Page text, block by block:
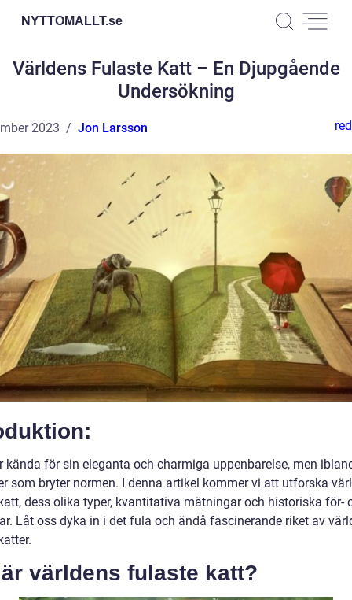
NYTTOMALLT.se
Världens Fulaste Katt – En Djupgående
Undersökning
2023 Jon Larsson
kända för sin eleganta och charmiga uppenbarelse, men
som bryter normen. I denna artikel kommer vi att utforska
dess olika typer, kvantitativa mätningar och historiska för-
Låt oss dyka in i det fula och ändå fascinerande riket av
världens fulaste katt?